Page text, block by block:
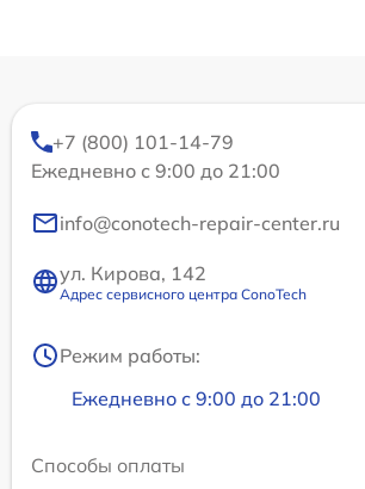
+7 (800) 101-14-79
Ежедневно с 9:00 до 21:00
info@conotech-repair-center.ru
ул. Кирова, 142
Адрес сервисного центра ConoTech
Режим работы:
Ежедневно с 9:00 до 21:00
Способы оплаты